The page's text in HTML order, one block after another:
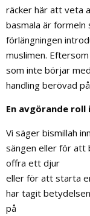
räcker här att veta
basmala är
förlängningen
muslimen.
som inte börjar med
handling berövad
En avgörande roll
Vi säger bismillah
sängen eller för att
offra ett djur
eller för att starta
har tagit betydelsen
på